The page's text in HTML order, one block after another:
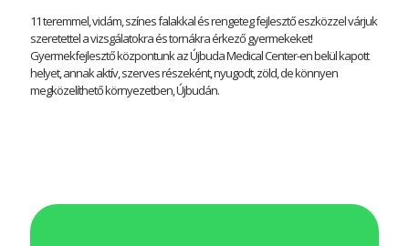
11 teremmel, vidám, színes falakkal és rengeteg fejlesztő eszközzel várjuk
szeretettel a vizsgálatokra és tornákra érkező gyermekeket!
Gyermekfejlesztő központunk az Újbuda Medical Center-en belül kapott
helyet, annak aktív, szerves részeként, nyugodt, zöld, de könnyen
megközelíthető környezetben, Újbudán.